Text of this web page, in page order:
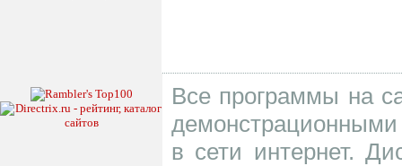
Все программы на
в сети интернет.